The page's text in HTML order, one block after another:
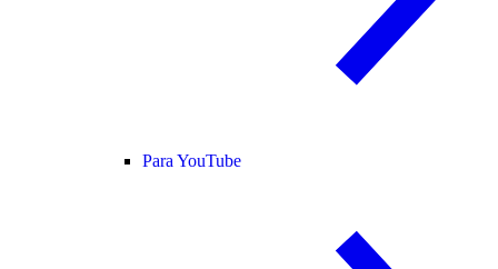
Para YouTube